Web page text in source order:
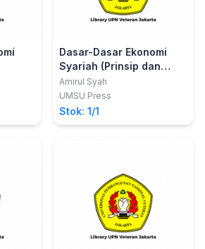
Dasar-Dasar Ekonomi
Syariah (Prinsip dan
Aplikasinya)
Amirul Syah
UMSU Press
Stok: 1/1